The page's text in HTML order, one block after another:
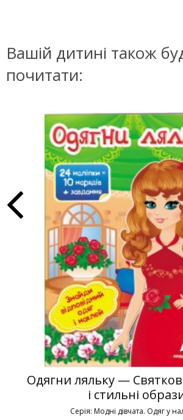
Вашій дитині також
почитати:
настрій
Одягни
і
Серія: